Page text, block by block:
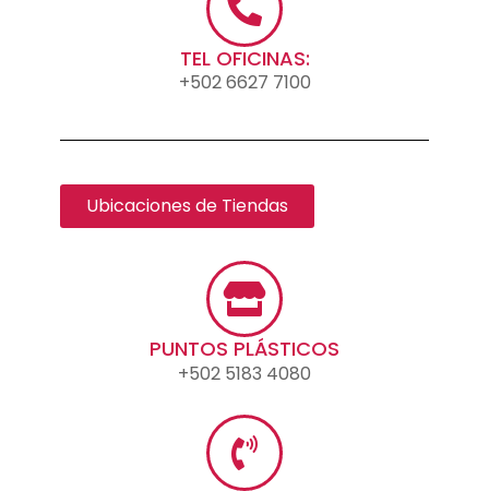
TEL OFICINAS:
+502 6627 7100
Ubicaciones de Tiendas
PUNTOS PLÁSTICOS
+502 5183 4080